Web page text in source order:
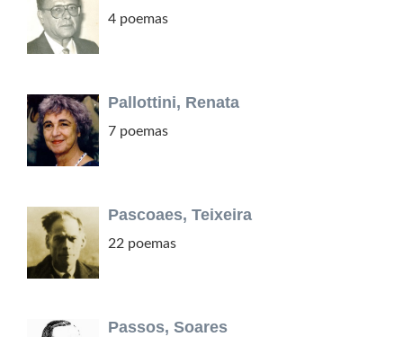
4 poemas
Pallottini, Renata
7 poemas
Pascoaes, Teixeira
22 poemas
Passos, Soares